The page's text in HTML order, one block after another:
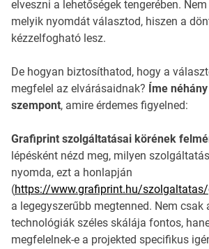
elveszni a lehetőségek tengerében.
melyik nyomdát választod, hiszen a
kézzelfogható lesz.
De hogyan biztosíthatod, hogy a
megfelel az elvárásaidnak? Íme
szempont, amire érdemes figyelned:
Grafiprint szolgáltatásai körének
lépésként nézd meg, milyen
nyomda, ezt a honlapján
(https://www.grafiprint.hu/szolgaltatas/
a legegyszerűbb megtenned. Nem csak
technológiák széles skálája fontos,
megfelelnek-e a projekted specifikus